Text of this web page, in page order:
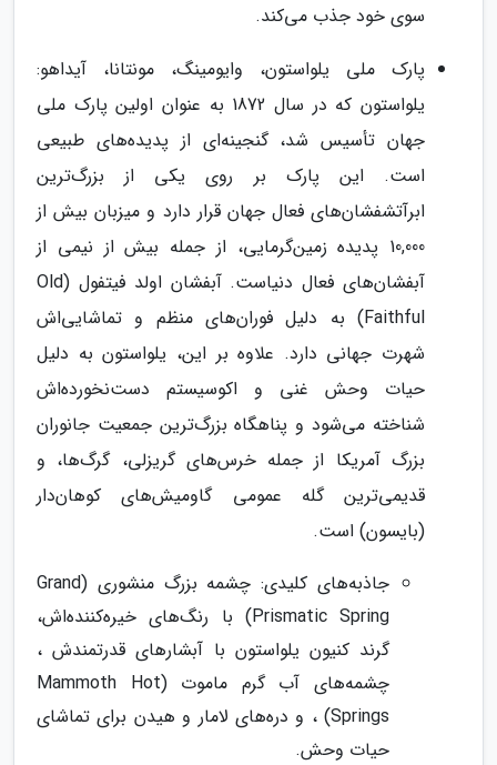
سوی خود جذب می‌کند.
پارک ملی یلواستون، وایومینگ، مونتانا، آیداهو:
یلواستون که در سال 1872 به عنوان اولین پارک ملی
جهان تأسیس شد، گنجینه‌ای از پدیده‌های طبیعی
است. این پارک بر روی یکی از بزرگ‌ترین
ابرآتشفشان‌های فعال جهان قرار دارد و میزبان بیش از
10,000 پدیده زمین‌گرمایی، از جمله بیش از نیمی از
آبفشان‌های فعال دنیاست. آبفشان اولد فیتفول (Old
Faithful) به دلیل فوران‌های منظم و تماشایی‌اش
شهرت جهانی دارد. علاوه بر این، یلواستون به دلیل
حیات وحش غنی و اکوسیستم دست‌نخورده‌اش
شناخته می‌شود و پناهگاه بزرگ‌ترین جمعیت جانوران
بزرگ آمریکا از جمله خرس‌های گریزلی، گرگ‌ها، و
قدیمی‌ترین گله عمومی گاومیش‌های کوهان‌دار
(بایسون) است.
جاذبه‌های کلیدی: چشمه بزرگ منشوری (Grand
Prismatic Spring) با رنگ‌های خیره‌کننده‌اش،
گرند کنیون یلواستون با آبشارهای قدرتمندش ،
چشمه‌های آب گرم ماموت (Mammoth Hot
Springs) ، و دره‌های لامار و هیدن برای تماشای
حیات وحش.